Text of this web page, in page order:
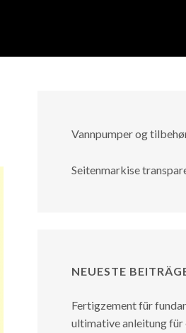
Vannpumper og
Seitenmarkise
NEUESTE
Fertigzement für
ultimative anleitung für